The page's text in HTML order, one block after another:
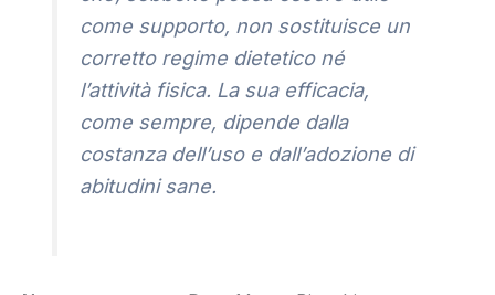
come supporto, non sostituisce un
corretto regime dietetico né
l’attività fisica. La sua efficacia,
come sempre, dipende dalla
costanza dell’uso e dall’adozione di
abitudini sane.